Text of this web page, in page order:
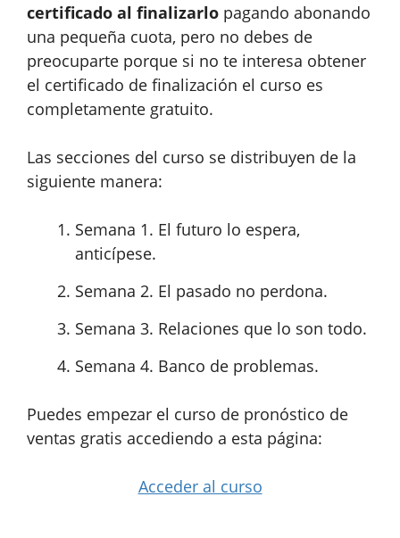
certificado al finalizarlo pagando abonando
una pequeña cuota, pero no debes de
preocuparte porque si no te interesa obtener
el certificado de finalización el curso es
completamente gratuito.
Las secciones del curso se distribuyen de la
siguiente manera:
Semana 1. El futuro lo espera,
anticípese.
Semana 2. El pasado no perdona.
Semana 3. Relaciones que lo son todo.
Semana 4. Banco de problemas.
Puedes empezar el curso de pronóstico de
ventas gratis accediendo a esta página:
Acceder al curso